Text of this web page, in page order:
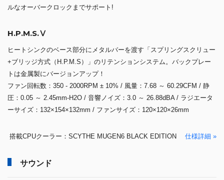
ルなオーバークロックまでサポート!
H.P.M.S.Ⅴ
ヒートシンクのベース部分にメタルバーを渡す「スプリングスクリュー
+ブリッジ方式（H.P.M.S）」のリテンションシステム。バックプレー
トは金属製にバージョンアップ！
ファン回転数：350 - 2000RPM ± 10% / 風量：7.68 ～ 60.29CFM / 静
圧：0.05 ～ 2.45mm-H2O / 音響ノイズ：3.0 ～ 26.88dBA / ラジエータ
ーサイズ：132×154×132mm / ファンサイズ：120×120×26mm
搭載CPUクーラー：SCYTHE MUGEN6 BLACK EDITION 仕様詳細 »
サウンド